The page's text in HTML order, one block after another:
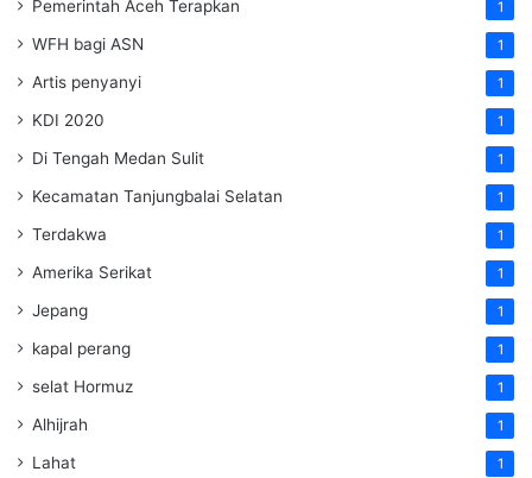
Pemerintah Aceh Terapkan 1
WFH bagi ASN 1
Artis penyanyi 1
KDI 2020 1
Di Tengah Medan Sulit 1
Kecamatan Tanjungbalai Selatan 1
Terdakwa 1
Amerika Serikat 1
Jepang 1
kapal perang 1
selat Hormuz 1
Alhijrah 1
Lahat 1